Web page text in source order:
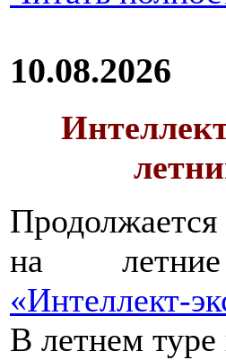
10.08.2026
на
«Интеллект-
В летнем туре